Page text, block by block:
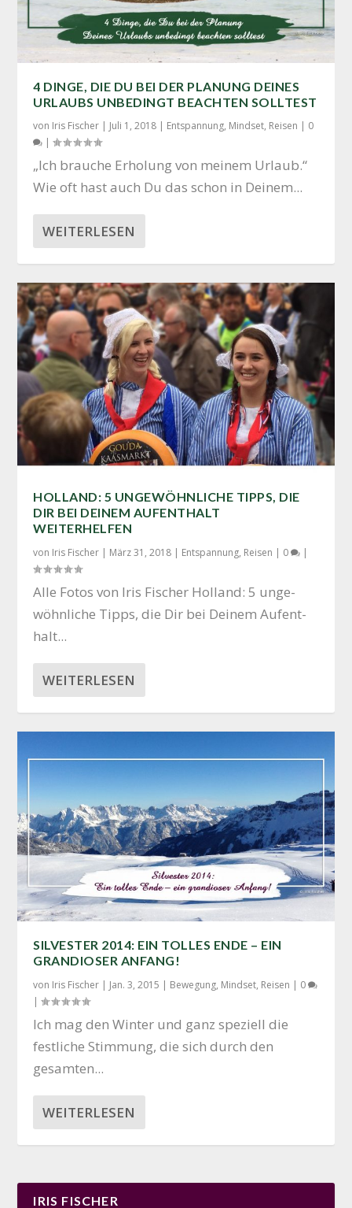
4 DINGE, DIE DU BEI DER PLANUNG DEINES
URLAUBS UNBEDINGT BEACHTEN SOLLTEST
von Iris Fischer | Juli 1, 2018 | Entspannung, Mindset, Reisen | 0
|
„Ich brau­che Erho­lung von mei­nem Urlaub.“
Wie oft hast auch Du das schon in Dei­nem...
WEITERLESEN
HOLLAND: 5 UNGEWÖHNLICHE TIPPS, DIE
DIR BEI DEINEM AUFENTHALT
WEITERHELFEN
von Iris Fischer | März 31, 2018 | Entspannung, Reisen | 0 |
Alle Fotos von Iris Fischer Hol­land: 5 unge­
wöhn­li­che Tipps, die Dir bei Dei­nem Auf­ent­
halt...
WEITERLESEN
SILVESTER 2014: EIN TOLLES ENDE – EIN
GRANDIOSER ANFANG!
von Iris Fischer | Jan. 3, 2015 | Bewegung, Mindset, Reisen | 0
|
Ich mag den Win­ter und ganz spe­zi­ell die
fest­li­che Stim­mung, die sich durch den
gesam­ten...
WEITERLESEN
IRIS FISCHER